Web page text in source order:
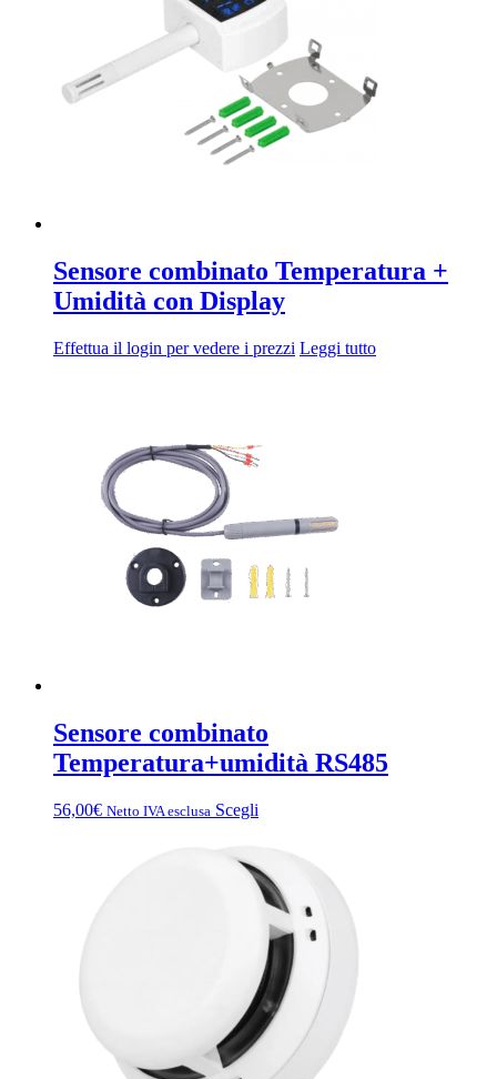
95,20€
essere
scelte
nella
pagina
del
Sensore combinato Temperatura +
Umidità con Display
Effettua il login per vedere i prezzi Leggi tutto
Sensore combinato
Temperatura+umidità RS485
56,00€ Netto IVA esclusa Scegli
ha
più
varianti.
Le
opzioni
possono
essere
scelte
nella
pagina
del
prodotto